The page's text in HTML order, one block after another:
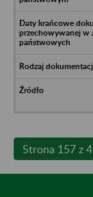
Strona 157 z